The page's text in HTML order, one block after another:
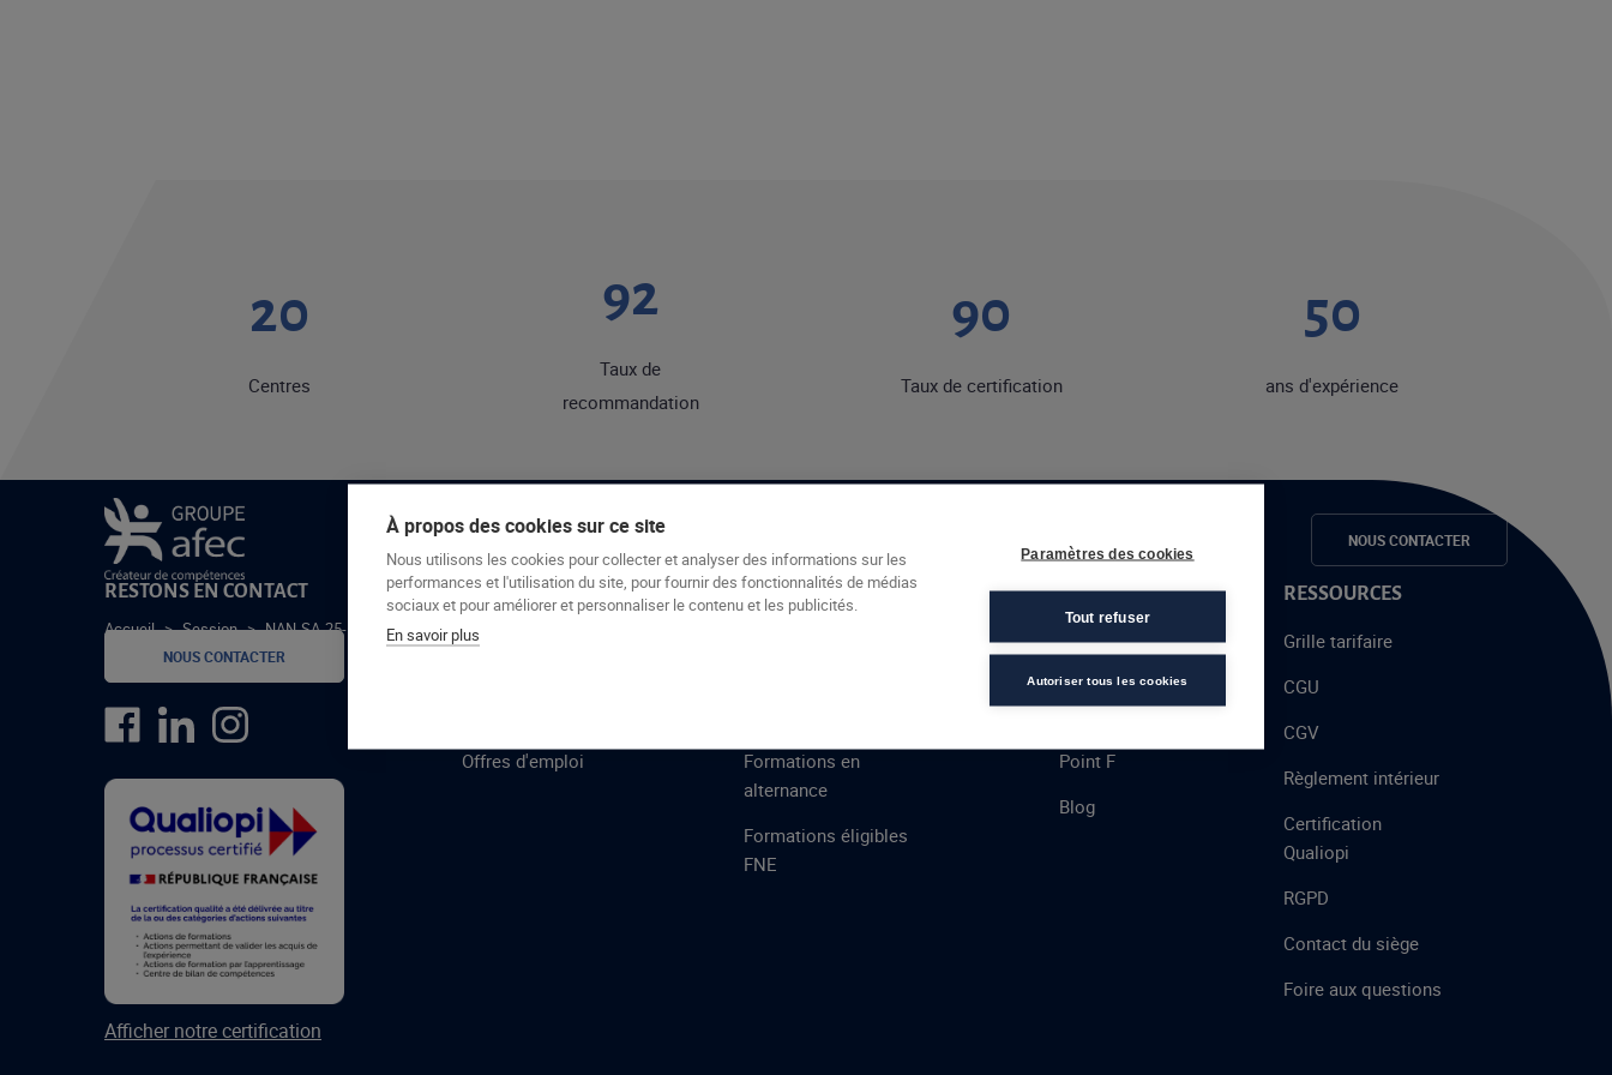
Le groupe Afec Formations Espace candidats NOUS CONTACTER
Accueil > Session > NAN-SA-25-1-A
20
Centres
92
Taux de
recommandation
90
Taux de certification
50
ans d'expérience
RESTONS EN CONTACT
NOUS CONTACTER
Afficher notre certification
GROUPE AFEC
Formations
Offres d'emploi
PRESTATIONS
Formations en
alternance
Formations éligibles
FNE
À PROPOS
Talent
Point F
Blog
RESSOURCES
Grille tarifaire
CGU
CGV
Règlement intérieur
Certification
Qualiopi
RGPD
Contact du siège
Foire aux questions
À propos des cookies sur ce site
Nous utilisons les cookies pour collecter et analyser des informations sur les
performances et l'utilisation du site, pour fournir des fonctionnalités de médias
sociaux et pour améliorer et personnaliser le contenu et les publicités.
En savoir plus
Paramètres des cookies
Tout refuser
Autoriser tous les cookies